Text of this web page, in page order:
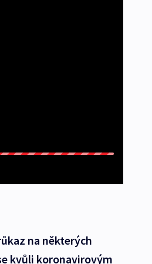
na některých
kvůli koronavirovým